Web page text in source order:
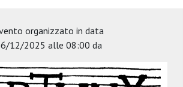
organizzato in data
12/2025 alle 08:00 da